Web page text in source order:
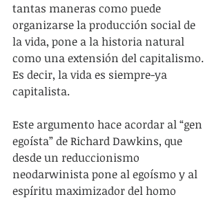
tantas maneras como puede
organizarse la producción social de
la vida, pone a la historia natural
como una extensión del capitalismo.
Es decir, la vida es siempre-ya
capitalista.
Este argumento hace acordar al “gen
egoísta” de Richard Dawkins, que
desde un reduccionismo
neodarwinista pone al egoísmo y al
espíritu maximizador del homo